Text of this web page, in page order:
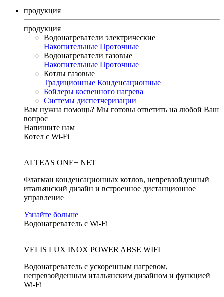
продукция
продукция
Водонагреватели электрические
Накопительные Проточные
Водонагреватели газовые
Накопительные Проточные
Котлы газовые
Традиционные Конденсационные
Бойлеры косвенного нагрева
Системы диспетчеризации
Вам нужна помощь? Мы готовы ответить на любой Ваш
вопрос
Напишите нам
Котел с Wi-Fi
ALTEAS ONE+ NET
Флагман конденсационных котлов, непревзойденный
итальянский дизайн и встроенное дистанционное
управление
Узнайте больше
Водонагреватель с Wi-Fi
VELIS LUX INOX POWER ABSE WIFI
Водонагреватель с ускоренным нагревом,
непревзойденным итальянским дизайном и функцией
Wi-Fi